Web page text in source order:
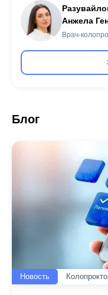
Анжела
Врач-
Блог
Новость